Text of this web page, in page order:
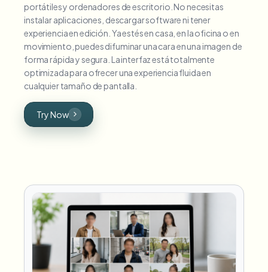
portátiles y ordenadores de escritorio. No necesitas
instalar aplicaciones, descargar software ni tener
experiencia en edición. Ya estés en casa, en la oficina o en
movimiento, puedes difuminar una cara en una imagen de
forma rápida y segura. La interfaz está totalmente
optimizada para ofrecer una experiencia fluida en
cualquier tamaño de pantalla.
Try Now